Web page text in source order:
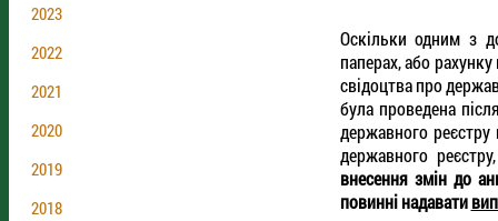
2023
2022
2021
2020
2019
2018
Оскільки одним з
паперах, або
свідоцтва про
була проведена
державного
державного
внесення змін до
повинні надавати